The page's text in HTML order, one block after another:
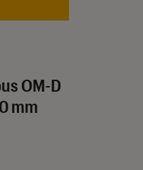
OM-D
mm